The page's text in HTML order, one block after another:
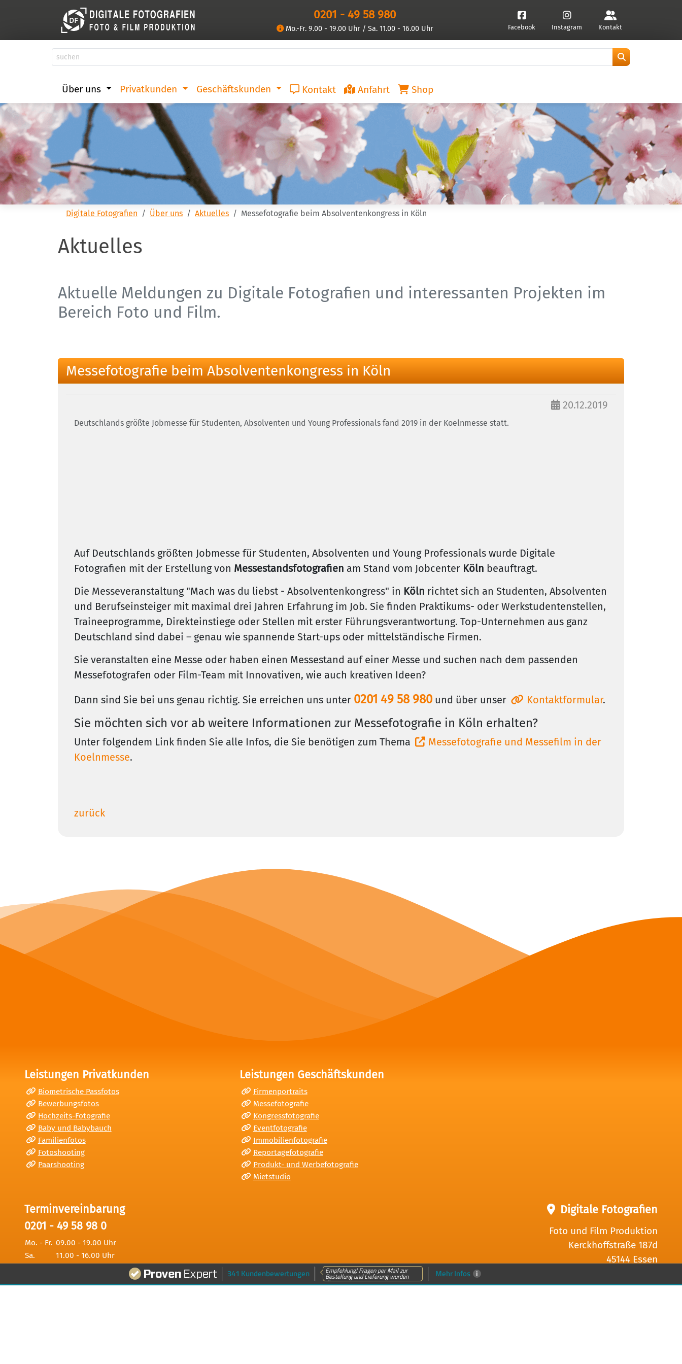
0201 - 49 58 980
Mo.-Fr. 9.00 - 19.00 Uhr / Sa. 11.00 - 16.00 Uhr Facebook Instagram Kontakt
Über uns Privatkunden Geschäftskunden Kontakt Anfahrt Shop
Digitale Fotografien Über uns Aktuelles Messefotografie beim Absolventenkongress in Köln
Aktuelles
Aktuelle Meldungen zu Digitale Fotografien und interessanten Projekten im
Bereich Foto und Film.
Messefotografie beim Absolventenkongress in Köln
20.12.2019
Deutschlands größte Jobmesse für Studenten, Absolventen und Young Professionals fand 2019 in der Koelnmesse statt.
Auf Deutschlands größten Jobmesse für Studenten, Absolventen und Young Professionals wurde Digitale
Fotografien mit der Erstellung von Messestandsfotografien am Stand vom Jobcenter Köln beauftragt.
Die Messeveranstaltung "Mach was du liebst - Absolventenkongress" in Köln richtet sich an Studenten, Absolventen
und Berufseinsteiger mit maximal drei Jahren Erfahrung im Job. Sie finden Praktikums- oder Werkstudentenstellen,
Traineeprogramme, Direkteinstiege oder Stellen mit erster Führungsverantwortung. Top-Unternehmen aus ganz
Deutschland sind dabei – genau wie spannende Start-ups oder mittelständische Firmen.
Sie veranstalten eine Messe oder haben einen Messestand auf einer Messe und suchen nach dem passenden
Messefotografen oder Film-Team mit Innovativen, wie auch kreativen Ideen?
Dann sind Sie bei uns genau richtig. Sie erreichen uns unter 0201 49 58 980 und über unser Kontaktformular.
Sie möchten sich vor ab weitere Informationen zur Messefotografie in Köln erhalten?
Unter folgendem Link finden Sie alle Infos, die Sie benötigen zum Thema
Messefotografie und Messefilm in der
Koelnmesse.
zurück
Leistungen Privatkunden
Biometrische Passfotos
Bewerbungsfotos
Hochzeits-Fotografie
Baby und Babybauch
Familienfotos
Fotoshooting
Paarshooting
Leistungen Geschäftskunden
Firmenportraits
Messefotografie
Kongressfotografie
Eventfotografie
Immobilienfotografie
Reportagefotografie
Produkt- und Werbefotografie
Mietstudio
Terminvereinbarung
0201 - 49 58 98 0
Mo. - Fr. 09.00 - 19.00 Uhr
Sa.
11.00 - 16.00 Uhr
Digitale Fotografien
Foto und Film Produktion
Kerckhoffstraße 187d
45144 Essen
341 Kundenbewertungen Empfehlung! Fragen per Mail zur
Bestellung und Lieferung wurden
dir...
Mehr Infos i